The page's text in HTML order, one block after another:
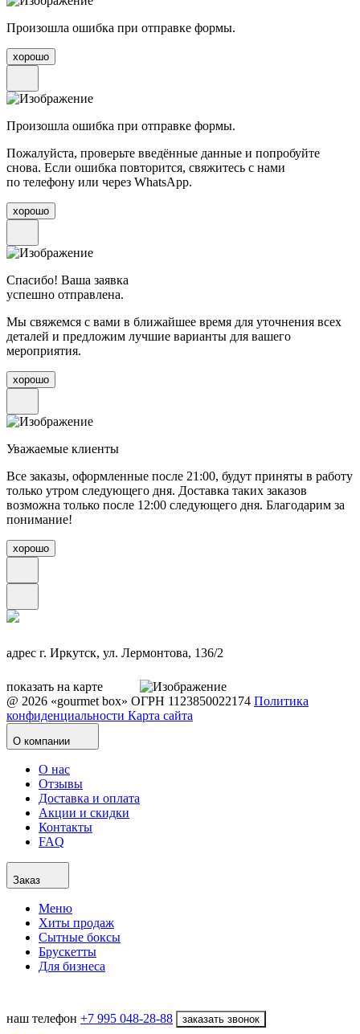
Произошла ошибка при отправке формы.
хорошо
Произошла ошибка при отправке формы.
Пожалуйста, проверьте введённые данные и попробуйте
снова. Если ошибка повторится, свяжитесь с нами
по телефону или через WhatsApp.
хорошо
Спасибо! Ваша заявка
успешно отправлена.
Мы свяжемся с вами в ближайшее время для уточнения всех
деталей и предложим лучшие варианты для вашего
мероприятия.
хорошо
Уважаемые клиенты
Все заказы, оформленные после 21:00, будут приняты в работу
только утром следующего дня. Доставка таких заказов
возможна только после 12:00 следующего дня. Благодарим за
понимание!
хорошо
адрес г. Иркутск, ул. Лермонтова, 136/2
показать на карте
@ 2026 «gourmet box» ОГРН 1123850022174 Политика
конфиденциальности Карта сайта
О компании
О нас
Отзывы
Доставка и оплата
Акции и скидки
Контакты
FAQ
Заказ
Меню
Хиты продаж
Сытные боксы
Брускетты
Для бизнеса
наш телефон +7 995 048-28-88 заказать звонок